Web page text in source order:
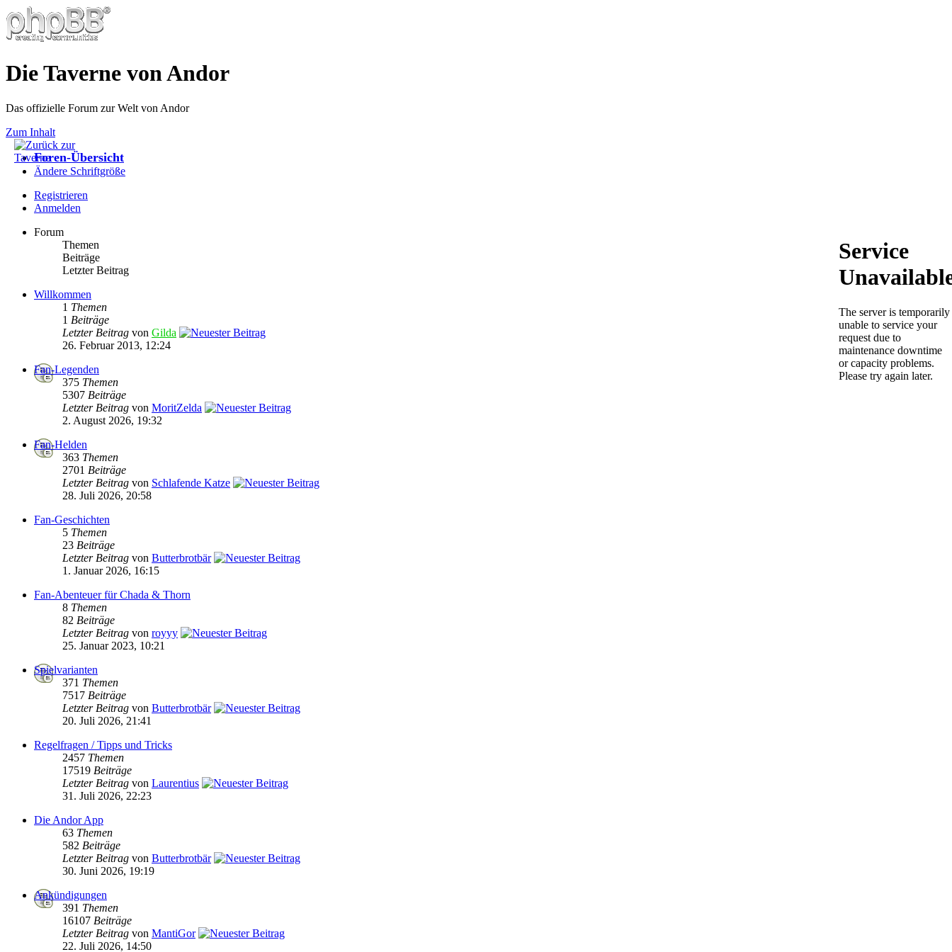
Die Taverne von Andor
Das offizielle Forum zur Welt von Andor
Zum Inhalt
Foren-Übersicht
Ändere Schriftgröße
Registrieren
Anmelden
Forum
Themen
Beiträge
Letzter Beitrag
Willkommen
1 Themen
1 Beiträge
Letzter Beitrag von Gilda
26. Februar 2013, 12:24
Fan-Legenden
375 Themen
5307 Beiträge
Letzter Beitrag von MoritZelda
2. August 2026, 19:32
Fan-Helden
363 Themen
2701 Beiträge
Letzter Beitrag von Schlafende Katze
28. Juli 2026, 20:58
Fan-Geschichten
5 Themen
23 Beiträge
Letzter Beitrag von Butterbrotbär
1. Januar 2026, 16:15
Fan-Abenteuer für Chada & Thorn
8 Themen
82 Beiträge
Letzter Beitrag von royyy
25. Januar 2023, 10:21
Spielvarianten
371 Themen
7517 Beiträge
Letzter Beitrag von Butterbrotbär
20. Juli 2026, 21:41
Regelfragen / Tipps und Tricks
2457 Themen
17519 Beiträge
Letzter Beitrag von Laurentius
31. Juli 2026, 22:23
Die Andor App
63 Themen
582 Beiträge
Letzter Beitrag von Butterbrotbär
30. Juni 2026, 19:19
Ankündigungen
391 Themen
16107 Beiträge
Letzter Beitrag von MantiGor
22. Juli 2026, 14:50